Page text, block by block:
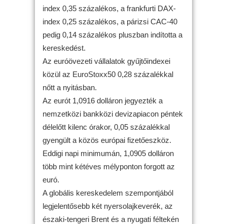
index 0,35 százalékos, a frankfurti DAX-
index 0,25 százalékos, a párizsi CAC-40
pedig 0,14 százalékos pluszban indította a
kereskedést.
Az euróövezeti vállalatok gyűjtőindexei
közül az EuroStoxx50 0,28 százalékkal
nőtt a nyitásban.
Az eurót 1,0916 dolláron jegyezték a
nemzetközi bankközi devizapiacon péntek
délelőtt kilenc órakor, 0,05 százalékkal
gyengült a közös európai fizetőeszköz.
Eddigi napi minimumán, 1,0905 dolláron
több mint kétéves mélyponton forgott az
euró.
A globális kereskedelem szempontjából
legjelentősebb két nyersolajkeverék, az
északi-tengeri Brent és a nyugati féltekén